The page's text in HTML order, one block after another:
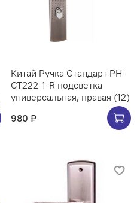
Китай Ручка Стандарт РН-
СТ222-1-R подсветка
универсальная, правая (12)
980 ₽